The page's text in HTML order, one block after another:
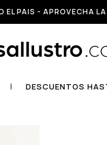
EL PAIS - APROVECHA
DESCUENTOS